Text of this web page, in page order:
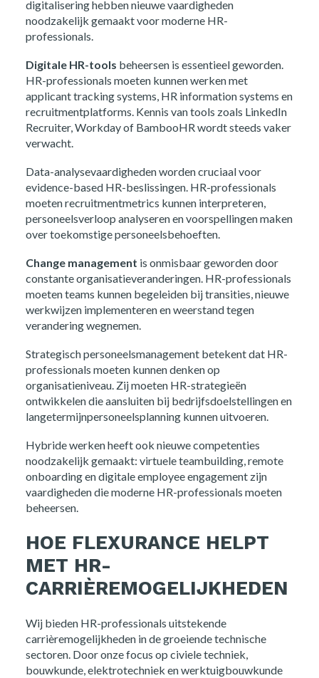
Over ons
digitalisering hebben nieuwe vaardigheden
noodzakelijk gemaakt voor moderne HR-
professionals.
Digitale HR-tools beheersen is essentieel geworden.
HR-professionals moeten kunnen werken met
applicant tracking systems, HR information systems en
recruitmentplatforms. Kennis van tools zoals LinkedIn
Recruiter, Workday of BambooHR wordt steeds vaker
verwacht.
Data-analysevaardigheden worden cruciaal voor
evidence-based HR-beslissingen. HR-professionals
moeten recruitmentmetrics kunnen interpreteren,
personeelsverloop analyseren en voorspellingen maken
over toekomstige personeelsbehoeften.
Change management is onmisbaar geworden door
constante organisatieveranderingen. HR-professionals
moeten teams kunnen begeleiden bij transities, nieuwe
werkwijzen implementeren en weerstand tegen
verandering wegnemen.
Strategisch personeelsmanagement betekent dat HR-
professionals moeten kunnen denken op
organisatieniveau. Zij moeten HR-strategieën
ontwikkelen die aansluiten bij bedrijfsdoelstellingen en
langetermijnpersoneelsplanning kunnen uitvoeren.
Hybride werken heeft ook nieuwe competenties
noodzakelijk gemaakt: virtuele teambuilding, remote
onboarding en digitale employee engagement zijn
vaardigheden die moderne HR-professionals moeten
beheersen.
HOE FLEXURANCE HELPT
MET HR-
CARRIÈREMOGELIJKHEDEN
Wij bieden HR-professionals uitstekende
carrièremogelijkheden in de groeiende technische
sectoren. Door onze focus op civiele techniek,
bouwkunde, elektrotechniek en werktuigbouwkunde